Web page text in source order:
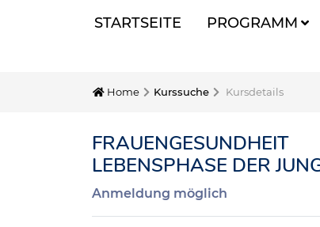
STARTSEITE PROGRAMM
Home Kurssuche Kursdetails
FRAUENGESUNDHEIT
LEBENSPHASE DER
Anmeldung möglich